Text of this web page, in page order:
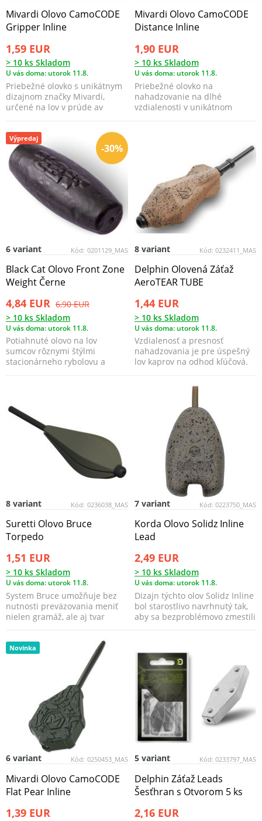
Mivardi Olovo CamoCODE
Gripper Inline
1,59 EUR
> 10 ks Skladom
U vás doma: utorok 11.8.
Priebežné olovko s unikátnym
dizajnom značky Mivardi,
určené na lov v prúde av
Mivardi Olovo CamoCODE
Distance Inline
1,90 EUR
> 10 ks Skladom
U vás doma: utorok 11.8.
Priebežné olovko na
nahadzovanie na dlhé
vzdialenosti v unikátnom
-30%
Výpredaj
Kód: 0201129_MAS
6 variant
Black Cat Olovo Front Zone
Weight Černe
4,84 EUR 6,90 EUR
> 10 ks Skladom
U vás doma: utorok 11.8.
Potiahnuté olovo na lov
sumcov rôznymi štýlmi
stacionárneho rybolovu a
Kód: 0232411_MAS
8 variant
Delphin Olovená Záťaž
AeroTEAR TUBE
1,44 EUR
> 10 ks Skladom
U vás doma: utorok 11.8.
Vzdialenosť a presnosť
nahadzovania je pre úspešný
lov kaprov na odhod kľúčová.
Kód: 0236038_MAS
8 variant
Suretti Olovo Bruce
Torpedo
1,51 EUR
> 10 ks Skladom
U vás doma: utorok 11.8.
System Bruce umožňuje bez
nutnosti preväzovania meniť
nielen gramáž, ale aj tvar
Kód: 0223750_MAS
7 variant
Korda Olovo Solidz Inline
Lead
2,49 EUR
> 10 ks Skladom
U vás doma: utorok 11.8.
Dizajn týchto olov Solidz Inline
bol starostlivo navrhnutý tak,
aby sa bezproblémovo zmestili
Novinka
Kód: 0250453_MAS
6 variant
Mivardi Olovo CamoCODE
Flat Pear Inline
1,39 EUR
Kód: 0233797_MAS
5 variant
Delphin Záťaž Leads
Šesťhran s Otvorom 5 ks
2,16 EUR